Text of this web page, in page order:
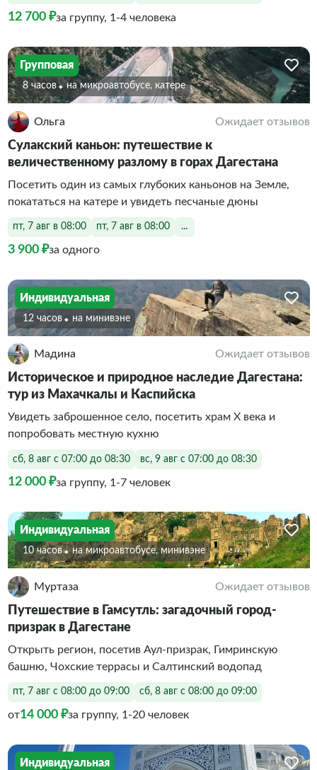
12 700 ₽за группу, 1-4 человека
Групповая
8 часов На микроавтобусе, катере
Ольга Ожидает отзывов
Сулакский каньон: путешествие к
величественному разлому в горах Дагестана
Посетить один из самых глубоких каньонов на Земле,
покататься на катере и увидеть песчаные дюны
пт, 7 авг в 08:00 пт, 7 авг в 08:00 ...
3 900 ₽за одного
Индивидуальная
12 часов На минивэне
Мадина Ожидает отзывов
Историческое и природное наследие Дагестана:
тур из Махачкалы и Каспийска
Увидеть заброшенное село, посетить храм X века и
попробовать местную кухню
сб, 8 авг с 07:00 до 08:30 вс, 9 авг с 07:00 до 08:30
12 000 ₽за группу, 1-7 человек
Индивидуальная
10 часов На микроавтобусе, минивэне
Муртаза Ожидает отзывов
Путешествие в Гамсутль: загадочный город-
призрак в Дагестане
Открыть регион, посетив Аул-призрак, Гимринскую
башню, Чохские террасы и Салтинский водопад
пт, 7 авг с 08:00 до 09:00 сб, 8 авг с 08:00 до 09:00
от14 000 ₽за группу, 1-20 человек
Индивидуальная